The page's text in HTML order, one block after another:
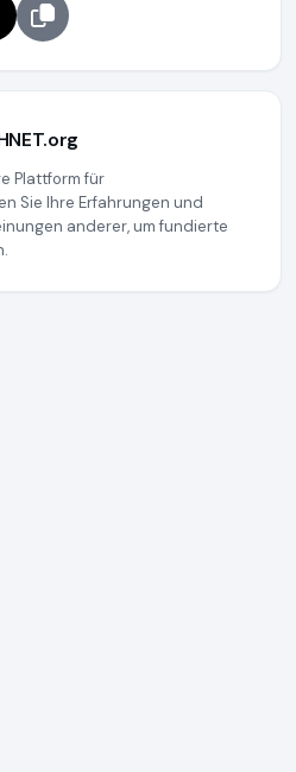
Plattform für
Sie Ihre Erfahrungen und
anderer, um fundierte